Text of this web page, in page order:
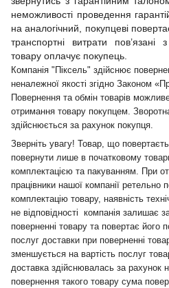
неможливості проведення
на аналогічний, покупцеві
транспортні витрати
товару оплачує покупець.
Компанія "Піксель" здійснює
неналежної якості згідно Законом
Повернення та обмін товарів
отримання товару покупцем.
здійснюється за рахунок покупця.
Зверніть увагу! Товар, що
повернути лише в початковому
комплектацією та пакуванням. При
працівники нашої компанії ретельно
комплектацію товару, наявність
не відповідності компанія залишає
поверненні товару та повертає його
послуг доставки при поверненні
зменшується на вартість послуг
доставка здійснювалась за рахунок
повернення такого товару сума